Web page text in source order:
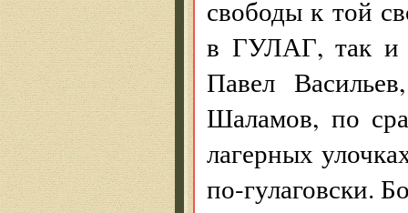
свободы к той
в ГУЛАГ, так и
Павел
Шаламов, по
лагерных
по-гулаговски.